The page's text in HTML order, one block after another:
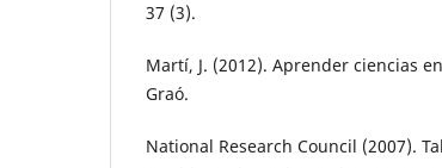
37 (3).
Martí, J. (2012). Aprender ciencias
Graó.
National Research Council (2007).